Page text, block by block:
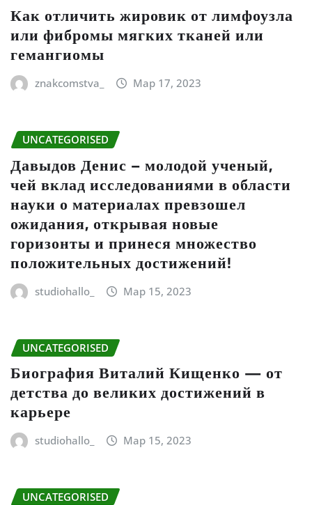
Как отличить жировик от лимфоузла
или фибромы мягких тканей или
гемангиомы
znakcomstva_ Мар 17, 2023
UNCATEGORISED
Давыдов Денис – молодой ученый,
чей вклад исследованиями в области
науки о материалах превзошел
ожидания, открывая новые
горизонты и принеся множество
положительных достижений!
studiohallo_ Мар 15, 2023
UNCATEGORISED
Биография Виталий Кищенко — от
детства до великих достижений в
карьере
studiohallo_ Мар 15, 2023
UNCATEGORISED